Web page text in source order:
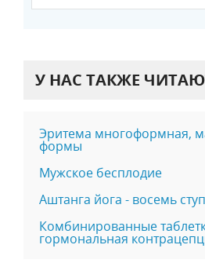
У НАС ТАКЖЕ
Эритема многоформная,
формы
Мужское бесплодие
Аштанга йога - восемь
Комбинированные
гормональная